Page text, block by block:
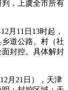
，上虞全市所有
月11日13时起，
道公路、村（社
封控。具体解封
月21日），天津